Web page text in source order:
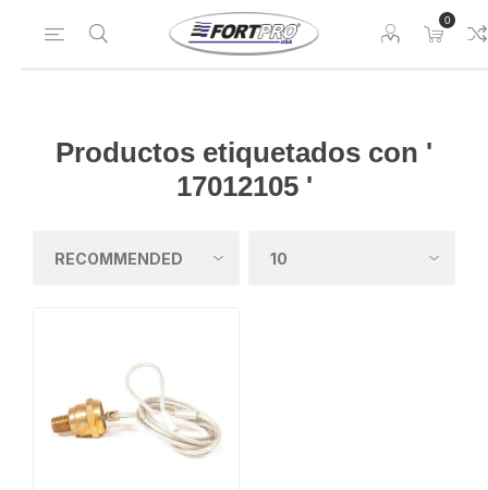
0
Productos etiquetados con '
17012105 '